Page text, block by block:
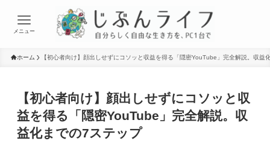
メニュー
ホーム 【初心者向け】顔出しせずにコソッと収益を得る「隠密YouTube」完全解説。収益
【初心者向け】顔出しせずにコソッと収
益を得る「隠密YouTube」完全解説。収
益化までの7ステップ